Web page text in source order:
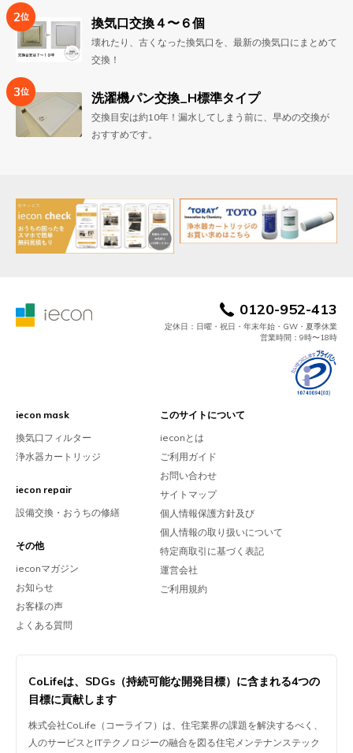
2位 換気口交換４〜６個
壊れたり、古くなった換気口を、最新の換気口にまとめて
交換！
3位 洗濯機パン交換_H標準タイプ
交換目安は約10年！漏水してしまう前に、早めの交換が
おすすめです。
0120-952-413
定休日：日曜・祝日・年末年始・GW・夏季休業
営業時間：9時〜18時
iecon mask
換気口フィルター
浄水器カートリッジ
iecon repair
設備交換・おうちの修繕
その他
ieconマガジン
お知らせ
お客様の声
よくある質問
このサイトについて
ieconとは
ご利用ガイド
お問い合わせ
サイトマップ
個人情報保護方針及び
個人情報の取り扱いについて
特定商取引に基づく表記
運営会社
ご利用規約
CoLifeは、 SDGs（持続可能な開発目標）に含まれる4つの
目標に貢献します
株式会社CoLife（コーライフ）は、住宅業界の課題を解決するべく、
人のサービスとITテクノロジーの融合を図る住宅メンテナンステック